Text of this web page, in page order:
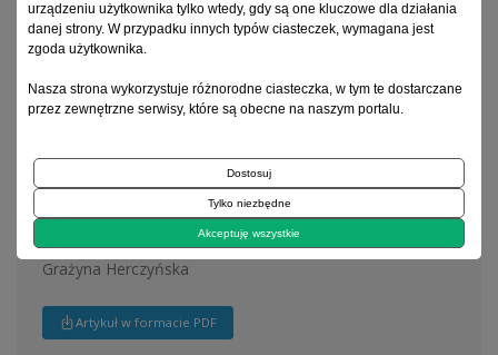
Archiwum 1992–2014
1997, tom 6, zeszyt 4
Alfons Erlicki 1846-1902
Grażyna Herczyńska
Artykuł w formacie PDF
urządzeniu użytkownika tylko wtedy, gdy są one kluczowe dla działania
danej strony. W przypadku innych typów ciasteczek, wymagana jest
zgoda użytkownika.
Nasza strona wykorzystuje różnorodne ciasteczka, w tym te dostarczane
przez zewnętrzne serwisy, które są obecne na naszym portalu.
Dostosuj
Tylko niezbędne
Akceptuję wszystkie